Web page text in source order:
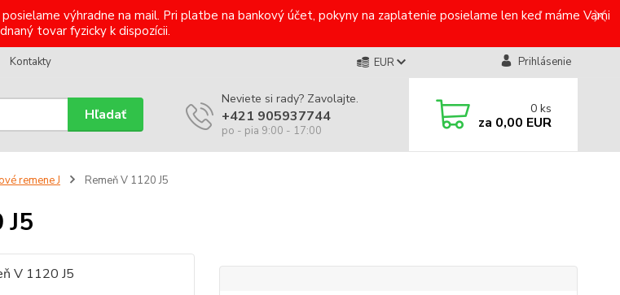
výhradne na mail. Pri platbe na bankový účet, pokyny na zaplatenie posielame len keď máme Vami
tovar fyzicky k dispozícii.
Kontakty EUR Prihlásenie
Hľadať
Neviete si rady? Zavolajte.
+421 905937744
po - pia 9:00 - 17:00
0 ks
za 0,00 EUR
remene J Remeň V 1120 J5
J5